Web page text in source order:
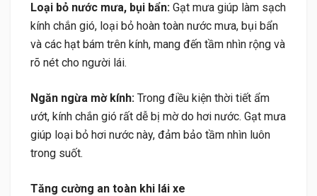
Loại bỏ nước mưa, bụi bẩn: Gạt mưa giúp làm sạch
kính chắn gió, loại bỏ hoàn toàn nước mưa, bụi bẩn
và các hạt bám trên kính, mang đến tầm nhìn rộng và
rõ nét cho người lái.
Ngăn ngừa mờ kính: Trong điều kiện thời tiết ẩm
ướt, kính chắn gió rất dễ bị mờ do hơi nước. Gạt mưa
giúp loại bỏ hơi nước này, đảm bảo tầm nhìn luôn
trong suốt.
Tăng cường an toàn khi lái xe